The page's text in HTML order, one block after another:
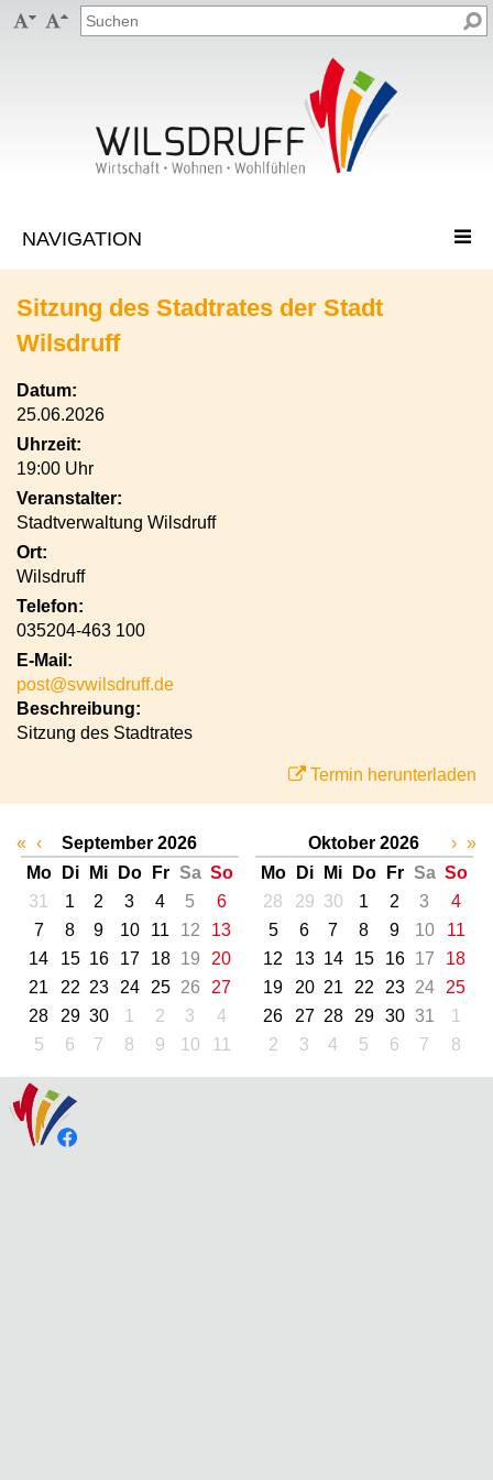
 
Sitzung des Stadtrates der Stadt
Wilsdruff
Datum:
25.06.2026
Uhrzeit:
19:00 Uhr
Veranstalter:
Stadtverwaltung Wilsdruff
Ort:
Wilsdruff
Telefon:
035204-463 100
E-Mail:
post@svwilsdruff.de
Beschreibung:
Sitzung des Stadtrates
Termin herunterladen
« ‹
September 2026
Mo
Di Mi Do Fr Sa So
31
1 2 3 4 5
6
7
8 9 10 11 12
13
14
15 16 17 18 19
20
21
22 23 24 25 26
27
28
29 30 1 2 3
4
5
6 7 8 9 10 11
Oktober 2026
Mo
Di Mi Do Fr Sa So
28
29 30 1 2 3
4
5
6 7 8 9 10
11
12
13 14 15 16 17
18
19
20 21 22 23 24
25
26
27 28 29 30 31
1
2
3 4 5 6 7 8
› »